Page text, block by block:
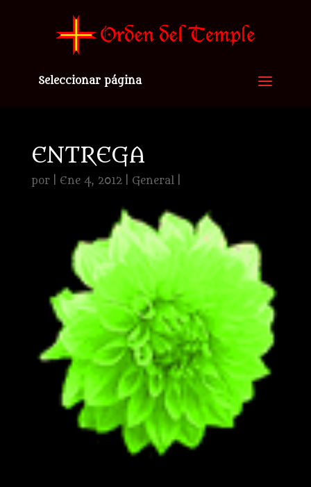
Seleccionar página
ENTREGA
por Ene 4, 2012| General|